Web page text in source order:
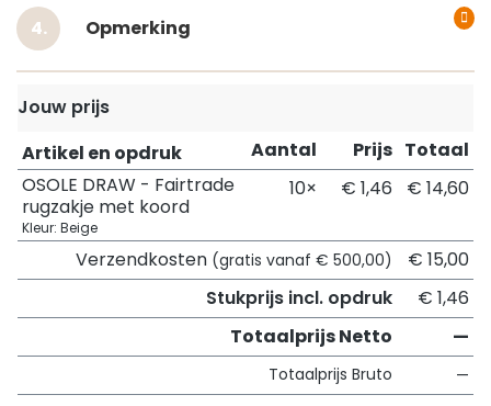
Opmerking
Jouw prijs
Artikel en opdruk
Aantal Prijs Totaal
OSOLE DRAW - Fairtrade
rugzakje met koord
Kleur: Beige
10× € 1,46 € 14,60
Verzendkosten (gratis vanaf € 500,00)
€ 15,00
Stukprijs incl. opdruk
€ 1,46
Totaalprijs Netto
—
Totaalprijs Bruto —